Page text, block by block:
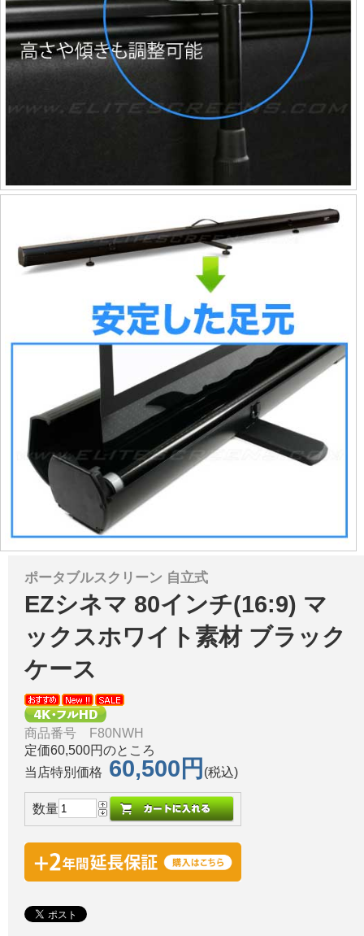
ポータブルスクリーン 自立式
EZシネマ 80インチ(16:9) マ
ックスホワイト素材 ブラック
ケース
商品番号 F80NWH
定価60,500円のところ
当店特別価格 60,500円 (税込)
数量